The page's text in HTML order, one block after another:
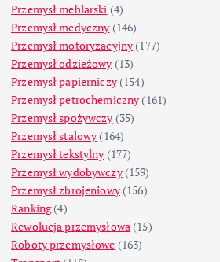
Przemysł meblarski (4)
Przemysł medyczny (146)
Przemysł motoryzacyjny (177)
Przemysł odzieżowy (13)
Przemysł papierniczy(154)
Przemysł petrochemiczny (161)
Przemysł spożywczy (35)
Przemysł stalowy (164)
Przemysł tekstylny (177)
Przemysł wydobywczy(159)
Przemysł zbrojeniowy(156)
Ranking(4)
Rewolucja przemysłowa (15)
Roboty przemysłowe (163)